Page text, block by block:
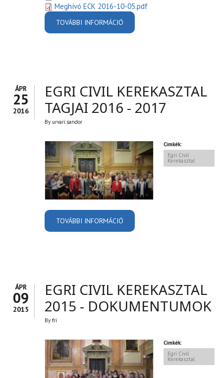
Meghívó ECK 2016-10-05.pdf
TOVÁBBI INFORMÁCIÓ
2016 - DOKUMENTUMOK
ÁPR
25
2016
EGRI CIVIL KEREKASZTAL
TAGJAI 2016 - 2017
By urvari.sandor
Címkék:
Egri Civil
Kerekasztal
TOVÁBBI INFORMÁCIÓ
ÁPR
09
2015
EGRI CIVIL KEREKASZTAL
2015 - DOKUMENTUMOK
By fri
Címkék:
Egri Civil
Kerekasztal